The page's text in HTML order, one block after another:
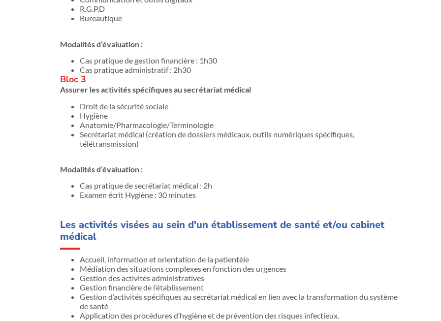
R.G.P.D
Bureautique
Modalités d’évaluation :
Cas pratique de gestion financière : 1h30
Cas pratique administratif : 2h30
Bloc 3
Assurer les activités spécifiques au secrétariat médical
Droit de la sécurité sociale
Hygiène
Anatomie/Pharmacologie/Terminologie
Secrétariat médical (création de dossiers médicaux, outils numériques spécifiques,
télétransmission)
Modalités d’évaluation :
Cas pratique de secrétariat médical : 2h
Examen écrit Hygiène : 30 minutes
Les activités visées au sein d'un établissement de santé et/ou cabinet
médical
Accueil, information et orientation de la patientèle
Médiation des situations complexes en fonction des urgences
Gestion des activités administratives
Gestion financière de l’établissement
Gestion d’activités spécifiques au secrétariat médical en lien avec la transformation du système
de santé
Application des procédures d’hygiène et de prévention des risques infectieux.